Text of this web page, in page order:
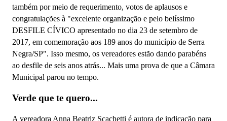
também por meio de requerimento, votos de aplausos e
congratulações à "excelente organização e pelo belíssimo
DESFILE CÍVICO apresentado no dia 23 de setembro de
2017, em comemoração aos 189 anos do município de Serra
Negra/SP". Isso mesmo, os vereadores estão dando parabéns
ao desfile de seis anos atrás... Mais uma prova de que a Câmara
Municipal parou no tempo.
Verde que te quero...
A vereadora Anna Beatriz Scachetti é autora de indicação para